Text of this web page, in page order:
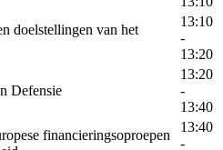
doelstellingen van het
13:10
-
13:20
Defensie
13:20
-
13:40
financieringsoproepen
13:40
-